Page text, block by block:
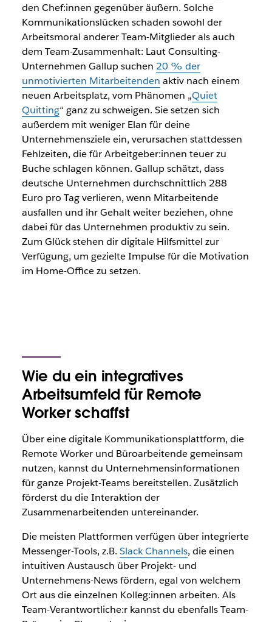
den Chef:innen gegenüber äußern. Solche
Kommunikationslücken schaden sowohl der
Arbeitsmoral anderer Team-Mitglieder als auch
dem Team-Zusammenhalt: Laut Consulting-
Unternehmen Gallup suchen 20 % der
unmotivierten Mitarbeitenden aktiv nach einem
neuen Arbeitsplatz, vom Phänomen „Quiet
Quitting“ ganz zu schweigen. Sie setzen sich
außerdem mit weniger Elan für deine
Unternehmensziele ein, verursachen stattdessen
Fehlzeiten, die für Arbeitgeber:innen teuer zu
Buche schlagen können. Gallup schätzt, dass
deutsche Unternehmen durchschnittlich 288
Euro pro Tag verlieren, wenn Mitarbeitende
ausfallen und ihr Gehalt weiter beziehen, ohne
dabei für das Unternehmen produktiv zu sein.
Zum Glück stehen dir digitale Hilfsmittel zur
Verfügung, um gezielte Impulse für die Motivation
im Home-Office zu setzen.
Wie du ein integratives
Arbeitsumfeld für Remote
Worker schaffst
Über eine digitale Kommunikationsplattform, die
Remote Worker und Büroarbeitende gemeinsam
nutzen, kannst du Unternehmensinformationen
für ganze Projekt-Teams bereitstellen. Zusätzlich
förderst du die Interaktion der
Zusammenarbeitenden untereinander.
Die meisten Plattformen verfügen über integrierte
Messenger-Tools, z.B. Slack Channels, die einen
intuitiven Austausch über Projekt- und
Unternehmens-News fördern, egal von welchem
Ort aus die einzelnen Kolleg:innen arbeiten. Als
Team-Verantwortliche:r kannst du ebenfalls Team-